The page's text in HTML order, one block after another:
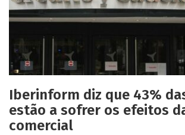
Iberinform diz que 43%
estão a sofrer os efeitos
comercial